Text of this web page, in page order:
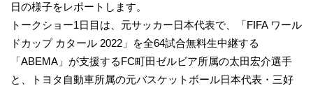
日の様子をレポートします。
トークショー1日目は、元サッカー日本代表で、「FIFA ワール
ドカップ カタール 2022」を全64試合無料生中継する
「ABEMA」が支援するFC町田ゼルビア所属の太田宏介選手
と、トヨタ自動車所属の元バスケットボール日本代表・三好